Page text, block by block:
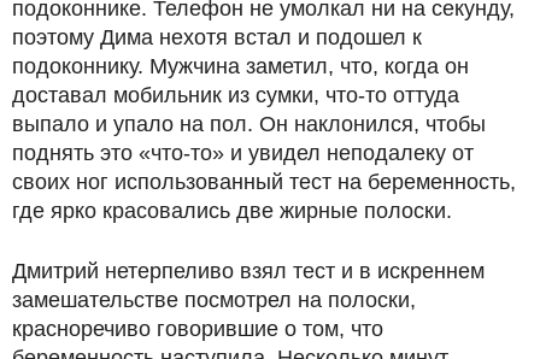
подоконнике. Телефон не умолкал ни на секунду,
поэтому Дима нехотя встал и подошел к
подоконнику. Мужчина заметил, что, когда он
доставал мобильник из сумки, что-то оттуда
выпало и упало на пол. Он наклонился, чтобы
поднять это «что-то» и увидел неподалеку от
своих ног использованный тест на беременность,
где ярко красовались две жирные полоски.
Дмитрий нетерпеливо взял тест и в искреннем
замешательстве посмотрел на полоски,
красноречиво говорившие о том, что